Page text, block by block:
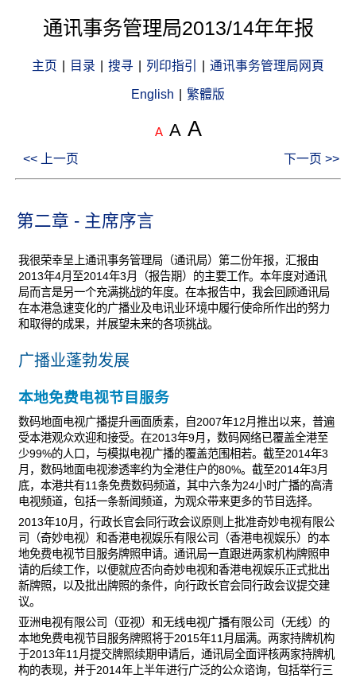
通讯事务管理局2013/14年年报
主页 目录 搜寻 列印指引 通讯事务管理局网頁
English 繁體版
A A A
<< 上一页 下一页 >>
第二章 - 主席序言
我很荣幸呈上通讯事务管理局（通讯局）第二份年报，汇报由
2013年4月至2014年3月（报告期）的主要工作。本年度对通讯
局而言是另一个充满挑战的年度。在本报告中，我会回顾通讯局
在本港急速变化的广播业及电讯业环境中履行使命所作出的努力
和取得的成果，并展望未来的各项挑战。
广播业蓬勃发展
本地免费电视节目服务
数码地面电视广播提升画面质素，自2007年12月推出以来，普遍
受本港观众欢迎和接受。在2013年9月，数码网络已覆盖全港至
少99%的人口，与模拟电视广播的覆盖范围相若。截至2014年3
月，数码地面电视渗透率约为全港住户的80%。截至2014年3月
底，本港共有11条免费数码频道，其中六条为24小时广播的高清
电视频道，包括一条新闻频道，为观众带来更多的节目选择。
2013年10月，行政长官会同行政会议原则上批准奇妙电视有限公
司（奇妙电视）和香港电视娱乐有限公司（香港电视娱乐）的本
地免费电视节目服务牌照申请。通讯局一直跟进两家机构牌照申
请的后续工作，以便就应否向奇妙电视和香港电视娱乐正式批出
新牌照，以及批出牌照的条件，向行政长官会同行政会议提交建
议。
亚洲电视有限公司（亚视）和无线电视广播有限公司（无线）的
本地免费电视节目服务牌照将于2015年11月届满。两家持牌机构
于2013年11月提交牌照续期申请后，通讯局全面评核两家持牌机
构的表现，并于2014年上半年进行广泛的公众谘询，包括举行三